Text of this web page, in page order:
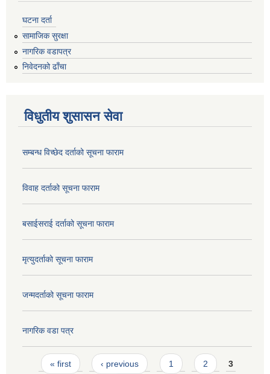
घटना दर्ता
सामाजिक सुरक्षा
नागरिक वडापत्र
निवेदनको ढाँचा
विधुतीय शुसासन सेवा
सम्बन्ध विच्छेद दर्ताको सूचना फाराम
विवाह दर्ताको सूचना फाराम
बसाईसराई दर्ताको सूचना फाराम
मृत्युदर्ताको सूचना फाराम
जन्मदर्ताको सूचना फाराम
नागरिक वडा पत्र
Pages
« first ‹ previous 1 2 3